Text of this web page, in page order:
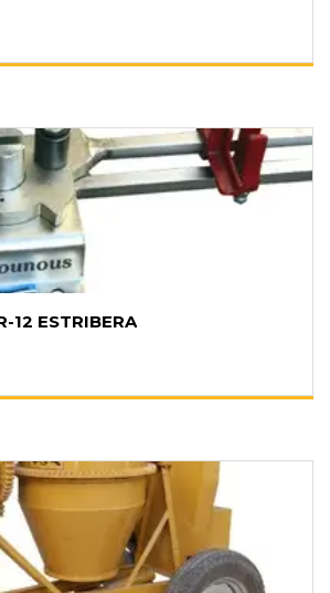
12 ESTRIBERA